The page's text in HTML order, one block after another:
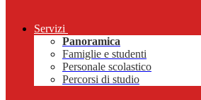
Servizi
Panoramica
Famiglie e studenti
Personale scolastico
Percorsi di studio